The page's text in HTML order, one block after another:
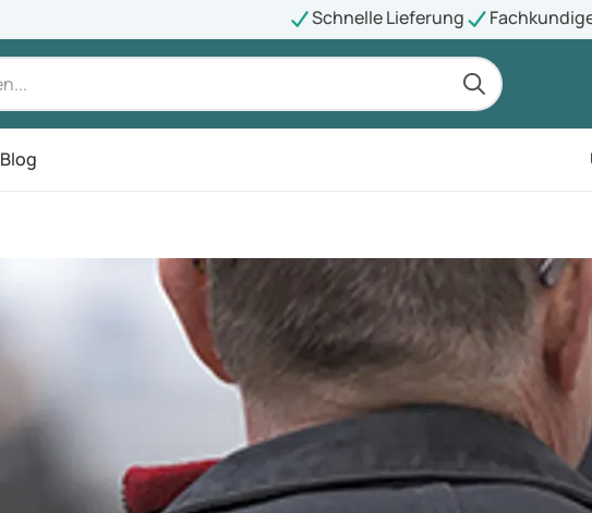
Schnelle Lieferung
Blog